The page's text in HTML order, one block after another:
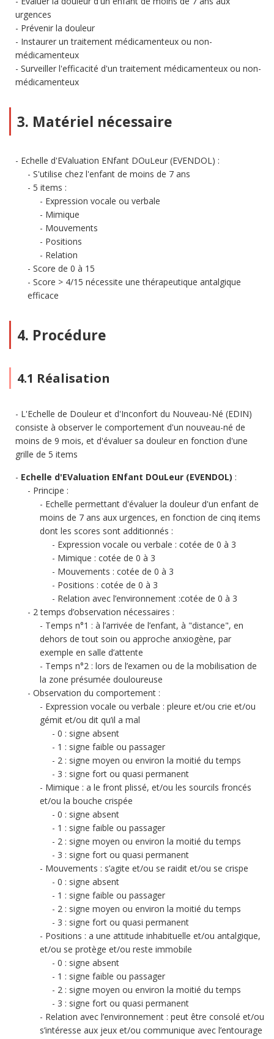
urgences
Prévenir la douleur
Instaurer un traitement médicamenteux ou non-
médicamenteux
Surveiller l'efficacité d'un traitement médicamenteux ou non-
médicamenteux
3. Matériel nécessaire
Echelle d'EValuation ENfant DOuLeur (EVENDOL) :
S'utilise chez l'enfant de moins de 7 ans
5 items :
Expression vocale ou verbale
Mimique
Mouvements
Positions
Relation
Score de 0 à 15
Score > 4/15 nécessite une thérapeutique antalgique
efficace
4. Procédure
4.1 Réalisation
L'Echelle de Douleur et d'Inconfort du Nouveau-Né (EDIN)
consiste à observer le comportement d'un nouveau-né de
moins de 9 mois, et d'évaluer sa douleur en fonction d'une
grille de 5 items
Echelle d'EValuation ENfant DOuLeur (EVENDOL) :
Principe :
Echelle permettant d'évaluer la douleur d'un enfant de
moins de 7 ans aux urgences, en fonction de cinq items
dont les scores sont additionnés :
Expression vocale ou verbale : cotée de 0 à 3
Mimique : cotée de 0 à 3
Mouvements : cotée de 0 à 3
Positions : cotée de 0 à 3
Relation avec l’environnement :cotée de 0 à 3
2 temps d’observation nécessaires :
Temps n°1 : à l’arrivée de l’enfant, à "distance", en
dehors de tout soin ou approche anxiogène, par
exemple en salle d’attente
Temps n°2 : lors de l’examen ou de la mobilisation de
la zone présumée douloureuse
Observation du comportement :
Expression vocale ou verbale : pleure et/ou crie et/ou
gémit et/ou dit qu’il a mal
0 : signe absent
1 : signe faible ou passager
2 : signe moyen ou environ la moitié du temps
3 : signe fort ou quasi permanent
Mimique : a le front plissé, et/ou les sourcils froncés
et/ou la bouche crispée
0 : signe absent
1 : signe faible ou passager
2 : signe moyen ou environ la moitié du temps
3 : signe fort ou quasi permanent
Mouvements : s’agite et/ou se raidit et/ou se crispe
0 : signe absent
1 : signe faible ou passager
2 : signe moyen ou environ la moitié du temps
3 : signe fort ou quasi permanent
Positions : a une attitude inhabituelle et/ou antalgique,
et/ou se protège et/ou reste immobile
0 : signe absent
1 : signe faible ou passager
2 : signe moyen ou environ la moitié du temps
3 : signe fort ou quasi permanent
Relation avec l’environnement : peut être consolé et/ou
s’intéresse aux jeux et/ou communique avec l’entourage